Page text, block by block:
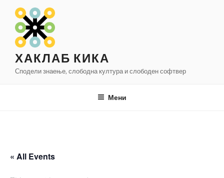
содржината
ХАКЛАБ КИКА
Сподели знаење, слободна култура и слободен софтвер
Мени
« All Events